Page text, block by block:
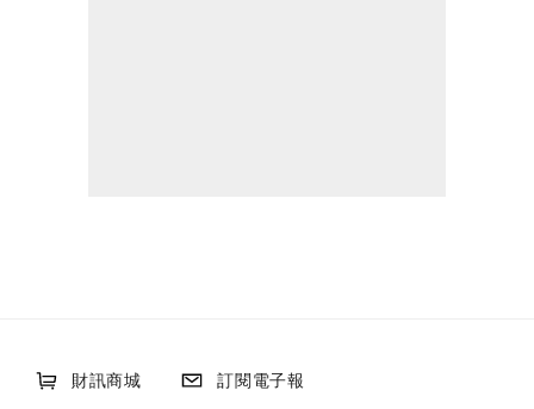
財訊商城
訂閱電子報